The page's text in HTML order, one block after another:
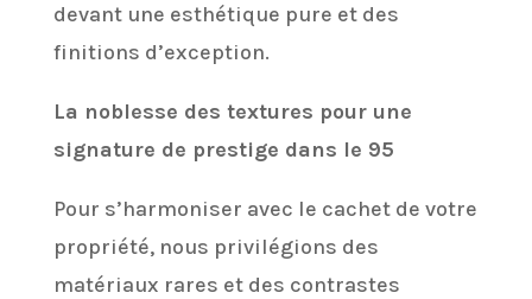
devant une esthétique pure et des
finitions d’exception.
La noblesse des textures pour une
signature de prestige dans le 95
Pour s’harmoniser avec le cachet de votre
propriété, nous privilégions des
matériaux rares et des contrastes